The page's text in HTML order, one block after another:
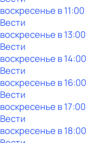
воскресенье в11:00
Вести
воскресенье в13:00
Вести
воскресенье в14:00
Вести
воскресенье в16:00
Вести
воскресенье в17:00
Вести
воскресенье в18:00